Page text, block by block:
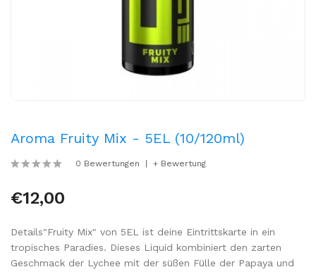
Aroma Fruity Mix - 5EL (10/120ml)
0 Bewertungen + Bewertung
€12,00
Details"Fruity Mix" von 5EL ist deine Eintrittskarte in ein
tropisches Paradies. Dieses Liquid kombiniert den zarten
Geschmack der Lychee mit der süßen Fülle der Papaya und